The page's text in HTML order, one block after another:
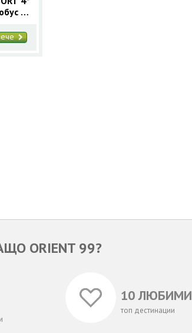
7
ORIENT 99?
10 ЛЮБИМИ
топ дестинации